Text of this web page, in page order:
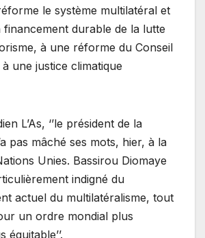
le système multilatéral et
financement durable de la lutte
à une réforme du Conseil
une justice climatique
L’As, ‘’le président de la
pas mâché ses mots, hier, à la
Unies. Bassirou Diomaye
indigné du
actuel du multilatéralisme, tout
un ordre mondial plus